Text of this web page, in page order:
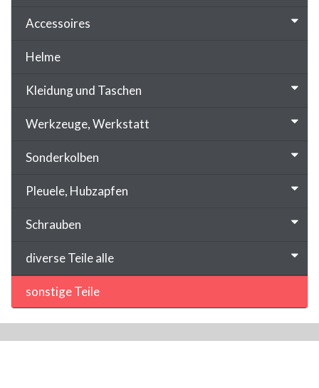
Accessoires
Helme
Kleidung und Taschen
Werkzeuge, Werkstatt
Sonderkolben
Pleuele, Hubzapfen
Schrauben
diverse Teile alle
sonstige Teile